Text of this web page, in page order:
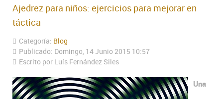
Ajedrez para niños: ejercicios para mejorar en
táctica
Categoría: Blog
Publicado: Domingo, 14 Junio 2015 10:57
Escrito por Luís Fernández Siles
Una